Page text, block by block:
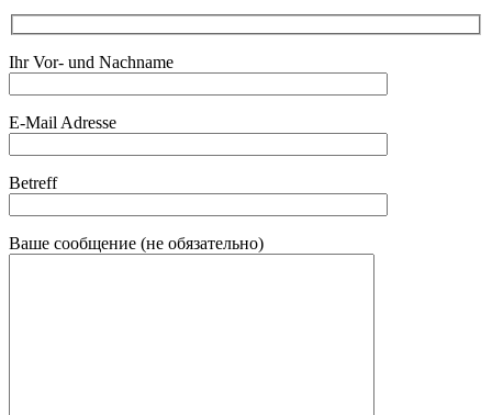
Ihr Vor- und Nachname
E-Mail Adresse
Betreff
Ваше сообщение (не обязательно)